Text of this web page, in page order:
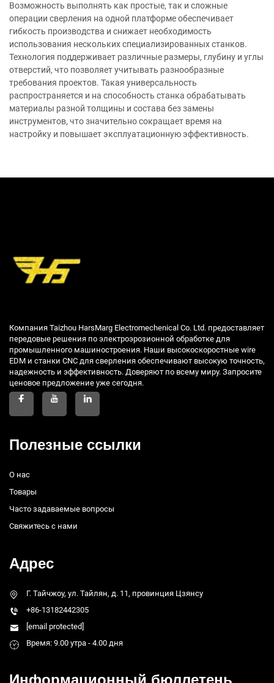
Возможность выполнять как простые, так и сложные
операции сверления на одной платформе обеспечивает
гибкость производства и снижает необходимость
использования нескольких специализированных станков.
Технология поддерживает различные размеры, глубину и углы
отверстий, что позволяет учитывать разнообразные
требования проектов. Такая универсальность
распространяется и на способность станка обрабатывать
материалы разной толщины и состава без замены
инструментов, что значительно сокращает время на
настройку и повышает эксплуатационную эффективность.
Компания Taizhou HarsMarg Electromechenical Co. Ltd. предоставляет
передовые решения по электроэрозионной обработке для
промышленного машиностроения. Наши высокоскоростные wire
EDM и станки CNC для сверления обеспечивают высокую точность,
надежность и эффективность. Доверяют по всему миру. Запросите
ценовое предложение уже сегодня.
Полезные ссылки
О нас
Товары
Часто задаваемые вопросы
Свяжитесь с нами
Адрес
Г. Тайчжоу, ул. Тайлян, д. 11, провинция Цзянсу
+86-13182442305
[email protected]
Время: 9.00 утра - 4.00 дня